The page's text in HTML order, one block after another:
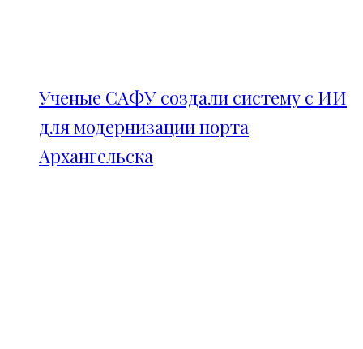
Ученые САФУ создали систему с ИИ
для модернизации порта
Архангельска